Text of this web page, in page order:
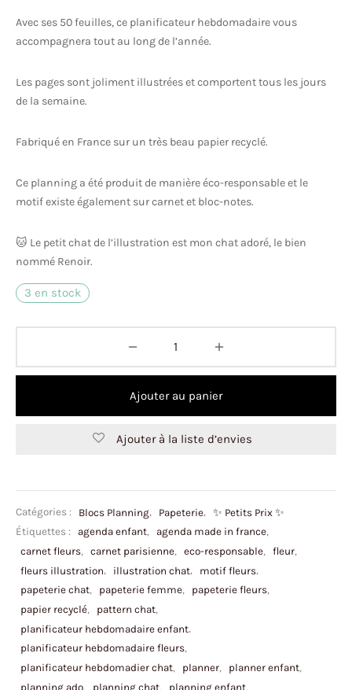
Avec ses 50 feuilles, ce planificateur hebdomadaire vous
accompagnera tout au long de l’année.
Les pages sont joliment illustrées et comportent tous les jours
de la semaine.
Fabriqué en France sur un très beau papier recyclé.
Ce planning a été produit de manière éco-responsable et le
motif existe également sur carnet et bloc-notes.
🐱 Le petit chat de l’illustration est mon chat adoré, le bien
nommé Renoir.
3 en stock
Ajouter au panier
Ajouter à la liste d’envies
Catégories : Blocs Planning, Papeterie, ✨ Petits Prix ✨
Étiquettes :
agenda enfant, agenda made in france,
carnet fleurs, carnet parisienne, eco-responsable, fleur,
fleurs illustration, illustration chat, motif fleurs,
papeterie chat, papeterie femme, papeterie fleurs,
papier recyclé, pattern chat,
planificateur hebdomadaire enfant,
planificateur hebdomadaire fleurs,
planificateur hebdomadier chat, planner, planner enfant,
planning ado, planning chat, planning enfant,